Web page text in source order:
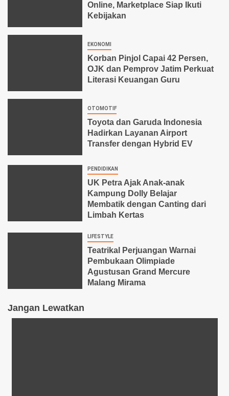
Online, Marketplace Siap Ikuti
Kebijakan
EKONOMI
Korban Pinjol Capai 42 Persen,
OJK dan Pemprov Jatim Perkuat
Literasi Keuangan Guru
OTOMOTIF
Toyota dan Garuda Indonesia
Hadirkan Layanan Airport
Transfer dengan Hybrid EV
PENDIDIKAN
UK Petra Ajak Anak-anak
Kampung Dolly Belajar
Membatik dengan Canting dari
Limbah Kertas
LIFESTYLE
Teatrikal Perjuangan Warnai
Pembukaan Olimpiade
Agustusan Grand Mercure
Malang Mirama
Jangan Lewatkan